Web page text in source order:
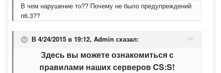
В чем нарушение то?? Почему не было предупреждений
п6.3??
В 4/24/2015 в 19:12, Admin сказал:
Здесь вы можете ознакомиться с
правилами наших серверов CS:S!